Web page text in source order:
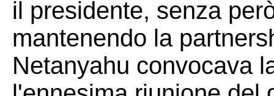
il presidente, senza
mantenendo la
Netanyahu convocava